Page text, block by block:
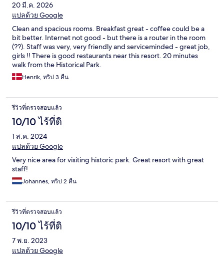
20 มี.ค. 2026
แปลด้วย Google
Clean and spacious rooms. Breakfast great - coffee could be a
bit better. Internet not good - but there is a router in the room
(??). Staff was very, very friendly and serviceminded - great job,
girls !! There is good restaurants near this resort. 20 minutes
walk from the Historical Park.
Henrik, ทริป 3 คืน
รีวิวที่ตรวจสอบแล้ว
10/10 ไร้ที่ติ
1 ส.ค. 2024
แปลด้วย Google
Very nice area for visiting historic park. Great resort with great
staff!
Johannes, ทริป 2 คืน
รีวิวที่ตรวจสอบแล้ว
10/10 ไร้ที่ติ
7 พ.ย. 2023
แปลด้วย Google